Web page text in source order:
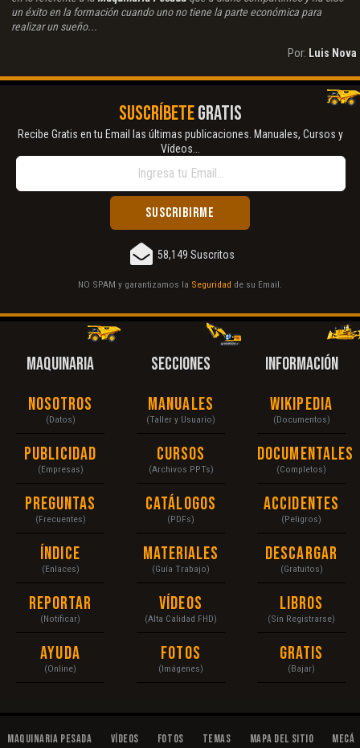
un éxito en la formación cuando uno no tiene la parte económica para
realizar un sueño...
Por: Luis Nova
SUSCRÍBETEGRATIS
Recibe Gratis en tu Email las últimas publicaciones. Manuales, Cursos y
Vídeos...
58,149 Suscritos
NO SPAM y garantizamos la Seguridad de su Email.
MAQUINARIA
Nosotros
(Datos)
Publicidad
(Empresas)
Preguntas
(Frecuentes)
Índice
(Enlaces)
Reportar
(Notificar)
Ayuda
(Online)
SECCIONES
Manuales
(Taller y Usuario)
Cursos
(Archivos PPTs)
Catálogos
(PDFs)
Materiales
(Guía Trabajo)
Vídeos
(Alta Calidad FHD)
Fotos
(Imágenes)
INFORMACIÓN
Wikipedia
(Documentos)
Documentales
(Completos)
Accidentes
(Peligros)
Descargar
(Gratuitos)
Libros
(Sin Registrarse)
Gratis
(Bajar)
Maquinaria Pesada Vídeos Fotos Temas Mapa del Sitio